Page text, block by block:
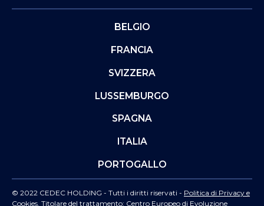
BELGIO
FRANCIA
SVIZZERA
LUSSEMBURGO
SPAGNA
ITALIA
PORTOGALLO
© 2022 CEDEC HOLDING - Tutti i diritti riservati - Politica di Privacy e
Cookies. Titolare del trattamento: Centro Europeo di Evoluzione